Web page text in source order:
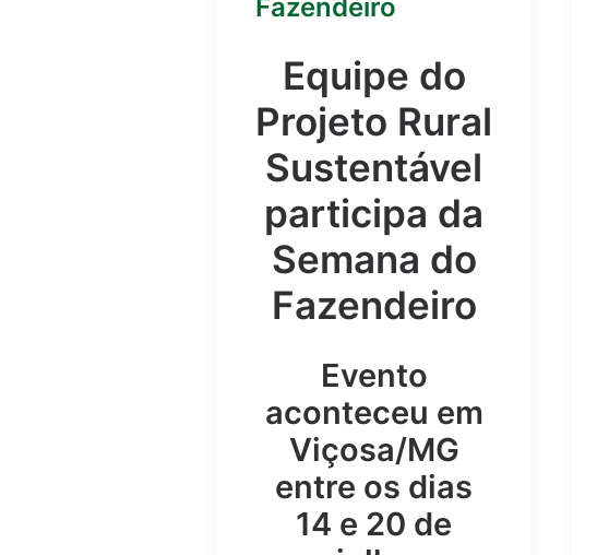
Fazendeiro
Equipe do
Projeto Rural
Sustentável
participa da
Semana do
Fazendeiro
Evento
aconteceu em
Viçosa/MG
entre os dias
14 e 20 de